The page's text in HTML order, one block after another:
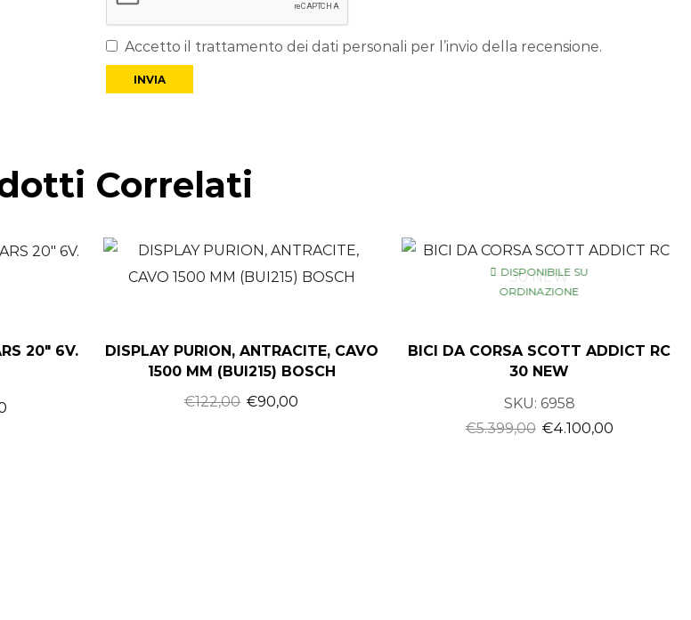
Accetto il trattamento dei dati personali per l’invio della recensione.
Correlati
20″ 6V.
DISPLAY PURION, ANTRACITE, CAVO
1500 MM (BUI215) BOSCH
€122,00 €90,00
DISPONIBILE SU
ORDINAZIONE
BICI DA CORSA SCOTT ADDICT RC
30 NEW
SKU: 6958
€5.399,00 €4.100,00